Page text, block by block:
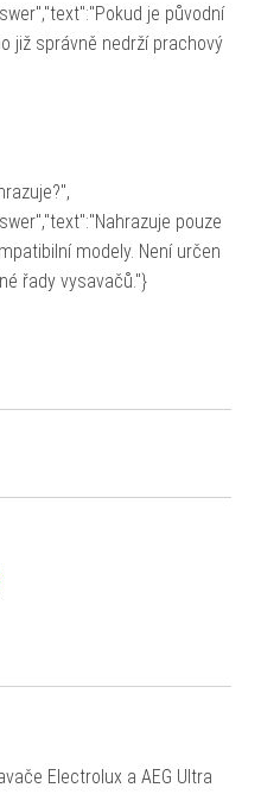
je původní
již správně nedrží prachový
pouze
modely. Není určen
řady vysavačů."}
Electrolux a AEG Ultra